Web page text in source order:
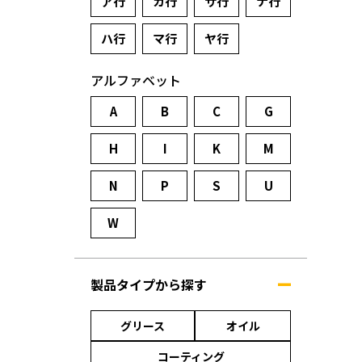
ハ行 マ行 ヤ行
アルファベット
A B C G
H I K M
N P S U
W
製品タイプから探す
グリース
オイル
コーティング